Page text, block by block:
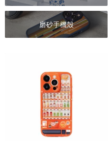
磨砂手機殼